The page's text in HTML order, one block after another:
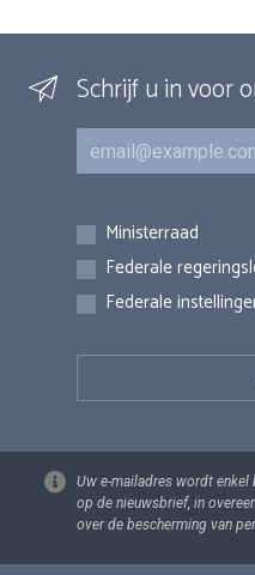
Schrijf u in voor
E-mail
Inschrijvingen
Ministerraad
Federale
Federale
Uw e-mailadres wordt
op de nieuwsbrief, in
over de bescherming van